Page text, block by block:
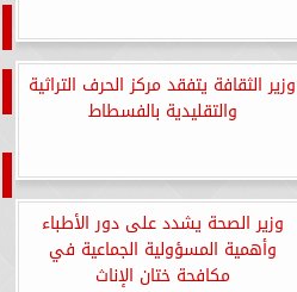
وزير الثقافة يتفقد مركز الحرف التراثية
والتقليدية بالفسطاط
وزير الصحة يشدد على دور الأطباء
وأهمية المسؤولية الجماعية في
مكافحة ختان الإناث